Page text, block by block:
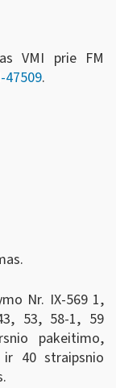
VMI prie FM
47509.
Nr. IX-569 1,
53, 58-1, 59
pakeitimo,
40 straipsnio